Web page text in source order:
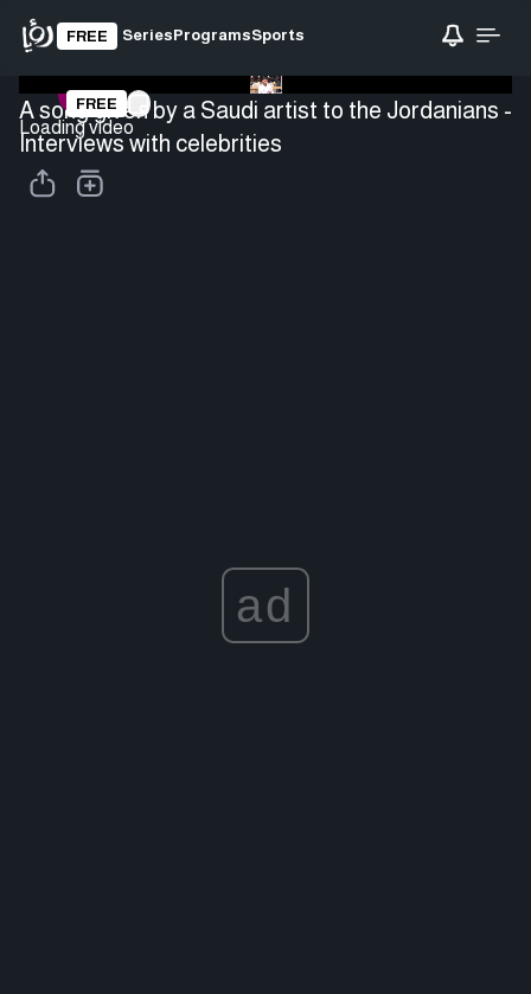
FREE SeriesProgramsSports
Loading video
FREE
A song given by a Saudi artist to the Jordanians -
Interviews with celebrities
ad